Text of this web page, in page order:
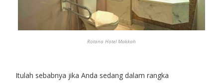
Rotana Hotel Makkah
Itulah sebabnya jika Anda sedang dalam rangka